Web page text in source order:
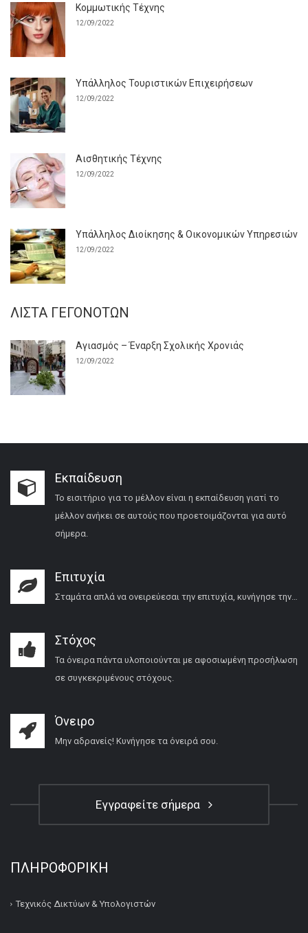
Κομμωτικής Τέχνης
12/09/2022
Υπάλληλος Τουριστικών Επιχειρήσεων
12/09/2022
Αισθητικής Τέχνης
12/09/2022
Υπάλληλος Διοίκησης & Οικονομικών Υπηρεσιών
12/09/2022
ΛΊΣΤΑ ΓΕΓΟΝΌΤΩΝ
Αγιασμός – Έναρξη Σχολικής Χρονιάς
12/09/2022
Εκπαίδευση
Το εισιτήριο για το μέλλον είναι η εκπαίδευση γιατί το
μέλλον ανήκει σε αυτούς που προετοιμάζονται για αυτό
σήμερα.
Επιτυχία
Σταμάτα απλά να ονειρεύεσαι την επιτυχία, κυνήγησε την…
Στόχος
Τα όνειρα πάντα υλοποιούνται με αφοσιωμένη προσήλωση
σε συγκεκριμένους στόχους.
Όνειρο
Μην αδρανείς! Κυνήγησε τα όνειρά σου.
Εγγραφείτε σήμερα
ΠΛΗΡΟΦΟΡΙΚΉ
Τεχνικός Δικτύων & Υπολογιστών